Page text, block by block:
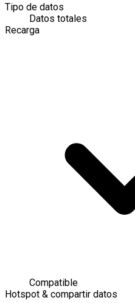
Tipo de datos
Datos totales
Recarga
Compatible
Hotspot & compartir datos